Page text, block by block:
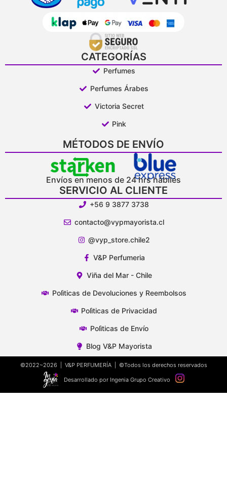
CATEGORÍAS
Perfumes
Perfumes Árabes
Victoria Secret
Pink
MÉTODOS DE ENVÍO
Envíos en menos de 24 hrs hábiles
SERVICIO AL CLIENTE
+56 9 3877 3738
contacto@vypmayorista.cl
@vyp_store.chile2
V&P Perfumeria
Viña del Mar - Chile
Polìticas de Devoluciones y Reembolsos
Polìticas de Privacidad
Polìticas de Envío
Blog V&P Mayorista
©2022~2026 | V&P PERFUMERÍA | ©Todos los derechos reservados
Desarrollado por Ingenia Grupo Creativo